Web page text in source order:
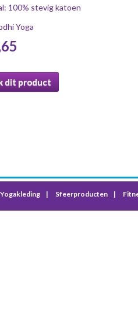
100% stevig katoen
Yoga
dit product
Yogakleding Sfeerproducten